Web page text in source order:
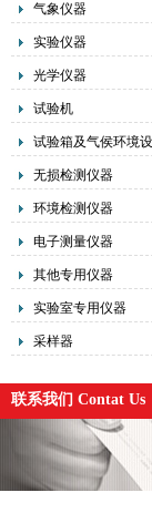
气象仪器
实验仪器
光学仪器
试验机
试验箱及气侯环境
无损检测仪器
环境检测仪器
电子测量仪器
其他专用仪器
实验室专用仪器
采样器
联系我们 Contat Us